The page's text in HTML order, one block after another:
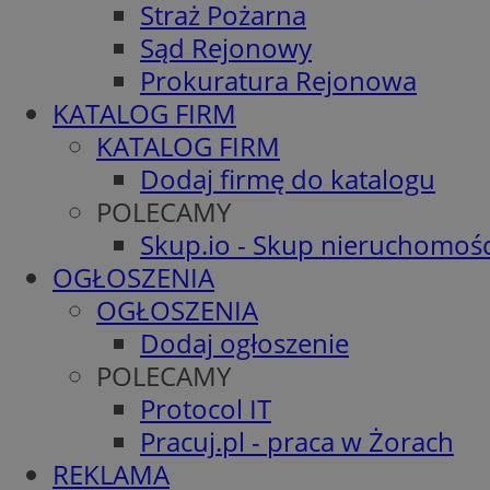
Straż Pożarna
Sąd Rejonowy
Prokuratura Rejonowa
KATALOG FIRM
KATALOG FIRM
Dodaj firmę do katalogu
POLECAMY
Skup.io - Skup
OGŁOSZENIA
OGŁOSZENIA
Dodaj ogłoszenie
POLECAMY
Protocol IT
Pracuj.pl - praca w Żorach
REKLAMA